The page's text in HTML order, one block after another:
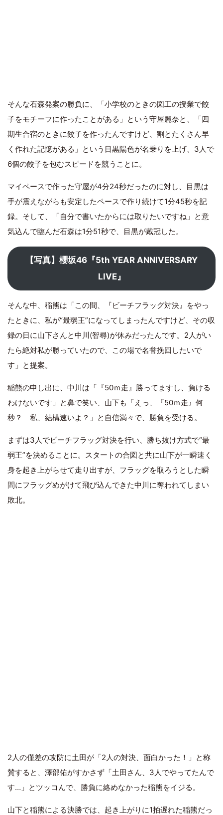
そんな石森発案の勝負に、「小学校のときの図工の授業で餃
子をモチーフに作ったことがある」という守屋麗奈と、「四
期生合宿のときに餃子を作ったんですけど、割とたくさん早
く作れた記憶がある」という目黒陽色が名乗りを上げ、3人で
6個の餃子を包むスピードを競うことに。
マイペースで作った守屋が4分24秒だったのに対し、目黒は
手が震えながらも安定したペースで作り続けて1分45秒を記
録。そして、「自分で書いたからには取りたいですね」と意
気込んで臨んだ石森は1分51秒で、目黒が戴冠した。
【写真】櫻坂46『5th YEAR ANNIVERSARY
LIVE』
そんな中、稲熊は「この間、『ビーチフラッグ対決』をやっ
たときに、私が“最弱王”になってしまったんですけど、その収
録の日に山下さんと中川(智尋)が休みだったんです。2人がい
たら絶対私が勝っていたので、この場で名誉挽回したいで
す」と提案。
稲熊の申し出に、中川は「『50ｍ走』勝ってますし、負ける
わけないです」と鼻で笑い、山下も「えっ、『50ｍ走』何
秒？ 私、結構速いよ？」と自信満々で、勝負を受ける。
まずは3人でビーチフラッグ対決を行い、勝ち抜け方式で“最
弱王”を決めることに。スタートの合図と共に山下が一瞬速く
身を起き上がらせて走り出すが、フラッグを取ろうとした瞬
間にフラッグめがけて飛び込んできた中川に奪われてしまい
敗北。
2人の僅差の攻防に土田が「2人の対決、面白かった！」と称
賛すると、澤部佑がすかさず「土田さん、3人でやってたんで
す…」とツッコんで、勝負に絡めなかった稲熊をイジる。
山下と稲熊による決勝では、起き上がりに1拍遅れた稲熊だっ